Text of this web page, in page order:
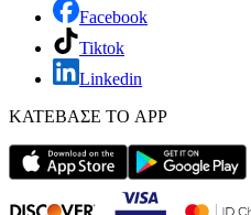
Facebook
Tiktok
Linkedin
ΚΑΤΕΒΑΣΕ ΤΟ APP